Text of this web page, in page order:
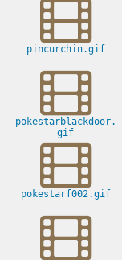
pincurchin.gif
pokestarblackdoor.
gif
pokestarf002.gif